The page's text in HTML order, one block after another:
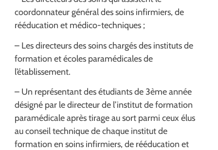
coordonnateur général des soins infirmiers, de
rééducation et médico-techniques ;
– Les directeurs des soins chargés des instituts de
formation et écoles paramédicales de
l’établissement.
– Un représentant des étudiants de 3ème année
désigné par le directeur de l’institut de formation
paramédicale après tirage au sort parmi ceux élus
au conseil technique de chaque institut de
formation en soins infirmiers, de rééducation et